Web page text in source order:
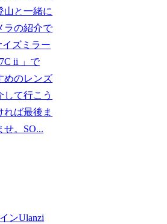
山と一緒に
ラの紹介で
ズミラー
ii 」で
めのレンズ
して行こう
れば最後ま
せ。SO...
ンUlanzi